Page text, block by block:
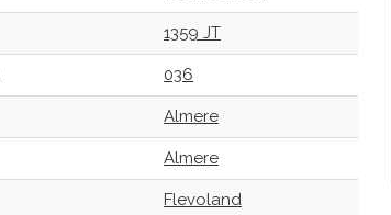
1359 JT
036
Almere
Almere
Flevoland